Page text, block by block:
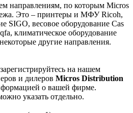
направлениям, по которым Micros
Это – принтеры и МФУ Ricoh,
SIGO, весовое оборудование Cas
климатическое оборудование
другие направления.
на нашем
и дилеров Micros Distribution
о вашей фирме.
указать отдельно.